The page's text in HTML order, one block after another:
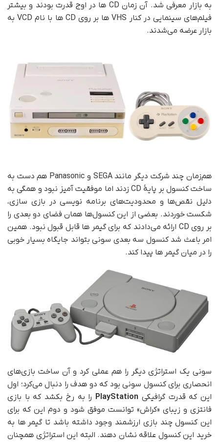
به بازار معرفی شد. آن زمان CD ها در اوج قدرت بودند و بیشتر
فیلم‌های سینمایی در کنار VHS ها بر روی CD ها با نام VCD به
بازار عرضه می‌شدند.
هم‌زمان چند شرکت دیگر مانند SEGA و Panasonic هم دست به
ساخت کنسول بر پایهٔ CD زدند اما موفقیت آمیز نبود و همگی به
دلیل نقص‌ها و محدودیت‌های برنامه نویسی در بازی سازی،
شکست خوردند. بعضی از این کنسول‌ها همان فضای دو بعدی را
بر روی CD ارائه می‌دادند که برای گیمر ها قابل قبول نبود. همین
امر باعث شد کنسول سه بعدی سونی بتواند جایگاه بسیار خوبی
را در میان گیمر ها پیدا کند.
سونی یک استراتژی دیگر را هم عملی کرد و آن ساخت بازی‌های
انحصاری برای کنسول سونی بود که دو هدف را دنبال می‌کرد؛ اول
این که قدرت گرافیکی PlayStation را به رخ بکشد که با بازی
فانتزی و زیبای «کراش» توانست موفق شود و دوم این که برای
این کنسول چند بازی ارزشمند وجود داشته باشد تا گیمر ها به
خرید این کنسول علاقه نشان دهند. البته این استراتژی همچنان